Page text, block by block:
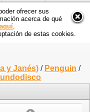
ofrecer sus
acerca de qué
aquí
de estas cookies.
y Janés) / Penguin /